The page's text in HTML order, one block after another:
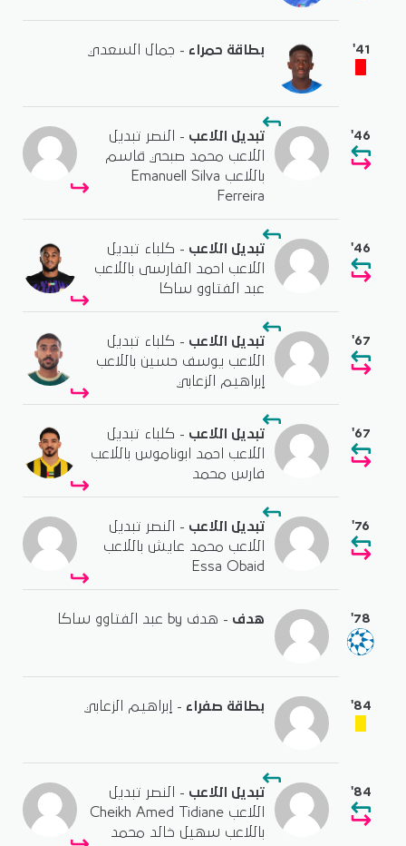
'41 بطاقة حمراء - جمال السعدي
'46 تبديل اللاعب - النصر تبديل
اللاعب محمد صبحي قاسم
باللاعب Emanuell Silva
Ferreira
'46 تبديل اللاعب - كلباء تبديل
اللاعب احمد الفارسى باللاعب
عبد الفتاوو ساكا
'67 تبديل اللاعب - كلباء تبديل
اللاعب يوسف حسين باللاعب
إبراهيم الزعابي
'67 تبديل اللاعب - كلباء تبديل
اللاعب احمد ابوناموس باللاعب
فارس محمد
'76 تبديل اللاعب - النصر تبديل
اللاعب محمد عايش باللاعب
Essa Obaid
'78 هدف - هدف by عبد الفتاوو ساكا
'84 بطاقة صفراء - إبراهيم الزعابي
'84 تبديل اللاعب - النصر تبديل
اللاعب Cheikh Amed Tidiane
باللاعب سهيل خالد محمد